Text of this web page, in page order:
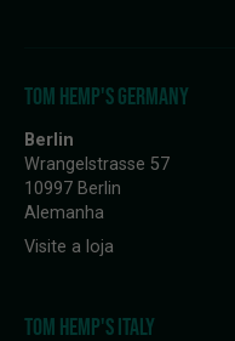
TOM HEMP'S GERMANY
Berlin
Wrangelstrasse 57
10997 Berlin
Alemanha
Visite a loja
TOM HEMP'S ITALY